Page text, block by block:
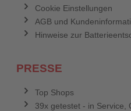
Cookie Einstellungen
AGB und
Hinweise zur
PRESSE
Top Shops
39x getestet - in Service,